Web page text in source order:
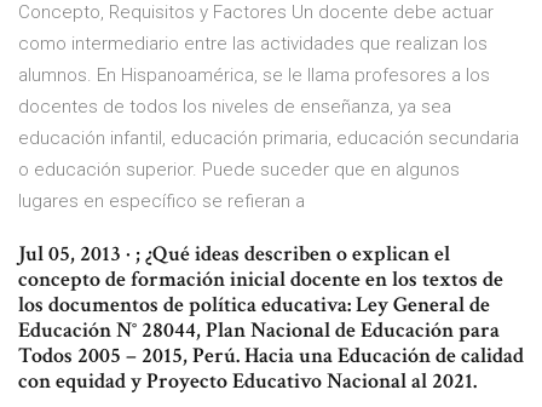
Concepto, Requisitos y Factores Un docente debe actuar
como intermediario entre las actividades que realizan los
alumnos. En Hispanoamérica, se le llama profesores a los
docentes de todos los niveles de enseñanza, ya sea
educación infantil, educación primaria, educación secundaria
o educación superior. Puede suceder que en algunos
lugares en específico se refieran a
Jul 05, 2013 · ; ¿Qué ideas describen o explican el
concepto de formación inicial docente en los textos de
los documentos de política educativa: Ley General de
Educación N° 28044, Plan Nacional de Educación para
Todos 2005 – 2015, Perú. Hacia una Educación de calidad
con equidad y Proyecto Educativo Nacional al 2021.